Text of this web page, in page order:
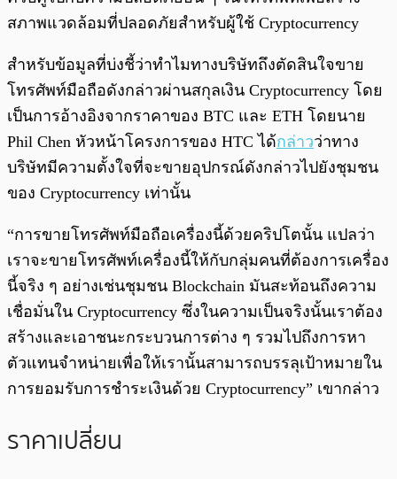
สภาพแวดล้อมที่ปลอดภัยสำหรับผู้ใช้ Cryptocurrency
สำหรับข้อมูลที่บ่งชี้ว่าทำไมทางบริษัทถึงตัดสินใจขาย
โทรศัพท์มือถือดังกล่าวผ่านสกุลเงิน Cryptocurrency โดย
เป็นการอ้างอิงจากราคาของ BTC และ ETH โดยนาย
Phil Chen หัวหน้าโครงการของ HTC ได้กล่าวว่าทาง
บริษัทมีความตั้งใจที่จะขายอุปกรณ์ดังกล่าวไปยังชุมชน
ของ Cryptocurrency เท่านั้น
“การขายโทรศัพท์มือถือเครื่องนี้ด้วยคริปโตนั้น แปลว่า
เราจะขายโทรศัพท์เครื่องนี้ให้กับกลุ่มคนที่ต้องการเครื่อง
นี้จริง ๆ อย่างเช่นชุมชน Blockchain มันสะท้อนถึงความ
เชื่อมั่นใน Cryptocurrency ซึ่งในความเป็นจริงนั้นเราต้อง
สร้างและเอาชนะกระบวนการต่าง ๆ รวมไปถึงการหา
ตัวแทนจำหน่ายเพื่อให้เรานั้นสามารถบรรลุเป้าหมายใน
การยอมรับการชำระเงินด้วย Cryptocurrency” เขากล่าว
ราคาเปลี่ยน